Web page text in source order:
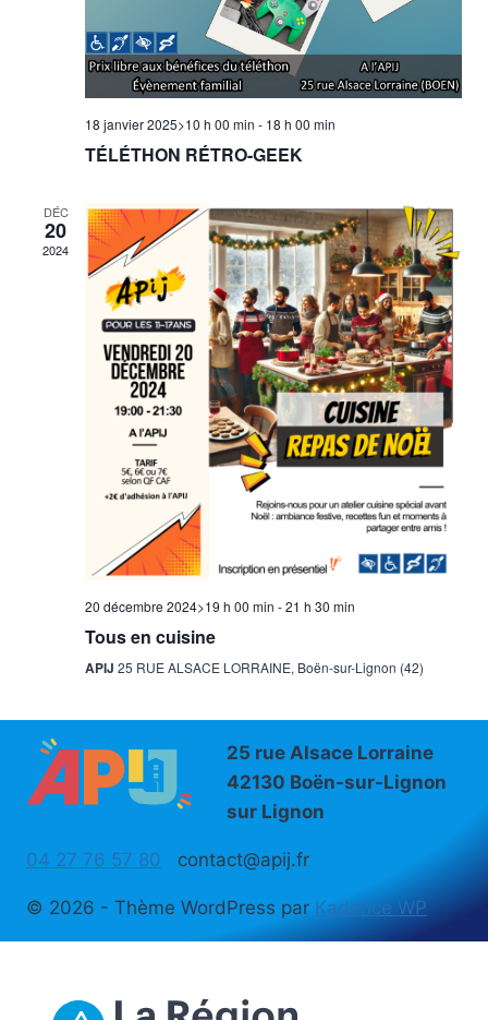
18 janvier 2025>10 h 00 min - 18 h 00 min
TÉLÉTHON RÉTRO-GEEK
DÉC
20
2024
20 décembre 2024>19 h 00 min -21 h 30 min
Tous en cuisine
APIJ 25 RUE ALSACE LORRAINE, Boën-sur-Lignon (42)
25 rue Alsace Lorraine
42130 Boën-sur-Lignon
sur Lignon
04 27 76 57 80 contact@apij.fr
© 2026 - Thème WordPress par Kadence WP